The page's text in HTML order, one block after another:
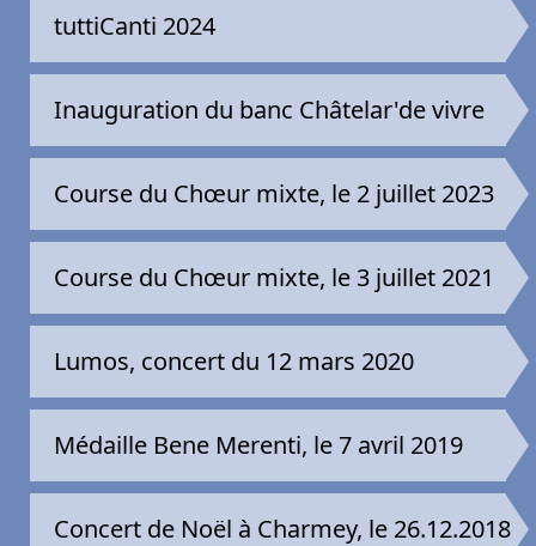
tuttiCanti 2024
Inauguration du banc Châtelar'de vivre
Course du Chœur mixte, le 2 juillet 2023
Course du Chœur mixte, le 3 juillet 2021
Lumos, concert du 12 mars 2020
Médaille Bene Merenti, le 7 avril 2019
Concert de Noël à Charmey, le 26.12.2018